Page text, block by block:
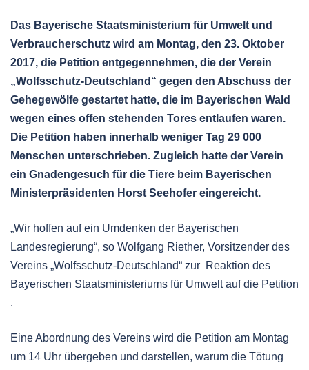
Das Bayerische Staatsministerium für Umwelt und
Verbraucherschutz wird am Montag, den 23. Oktober
2017, die Petition entgegennehmen, die der Verein
„Wolfsschutz-Deutschland“ gegen den Abschuss der
Gehegewölfe gestartet hatte, die im Bayerischen Wald
wegen eines offen stehenden Tores entlaufen waren.
Die Petition haben innerhalb weniger Tag 29 000
Menschen unterschrieben. Zugleich hatte der Verein
ein Gnadengesuch für die Tiere beim Bayerischen
Ministerpräsidenten Horst Seehofer eingereicht.
„Wir hoffen auf ein Umdenken der Bayerischen
Landesregierung“, so Wolfgang Riether, Vorsitzender des
Vereins „Wolfsschutz-Deutschland“ zur Reaktion des
Bayerischen Staatsministeriums für Umwelt auf die Petition
.
Eine Abordnung des Vereins wird die Petition am Montag
um 14 Uhr übergeben und darstellen, warum die Tötung